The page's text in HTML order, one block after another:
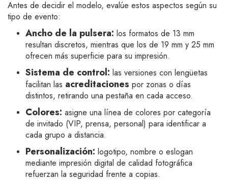
Antes de decidir el modelo, evalúe estos aspectos según su
tipo de evento:
Ancho de la pulsera: los formatos de 13 mm
resultan discretos, mientras que los de 19 mm y 25 mm
ofrecen más superficie para su impresión.
Sistema de control: las versiones con lengüetas
facilitan las acreditaciones por zonas o días
distintos, retirando una pestaña en cada acceso.
Colores: asigne una línea de colores por categoría
de invitado (VIP, prensa, personal) para identificar a
cada grupo a distancia.
Personalización: logotipo, nombre o eslogan
mediante impresión digital de calidad fotográfica
refuerzan la seguridad frente a copias.